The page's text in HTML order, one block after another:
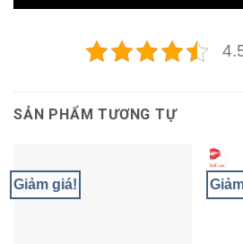
SẢN PHẨM TƯƠNG TỰ
Giảm giá!